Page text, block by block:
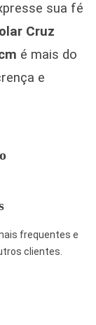
sua fé
Cruz
é mais do
e
frequentes e
clientes.